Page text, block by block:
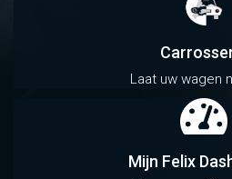
Laat uw wagen
Mijn Felix